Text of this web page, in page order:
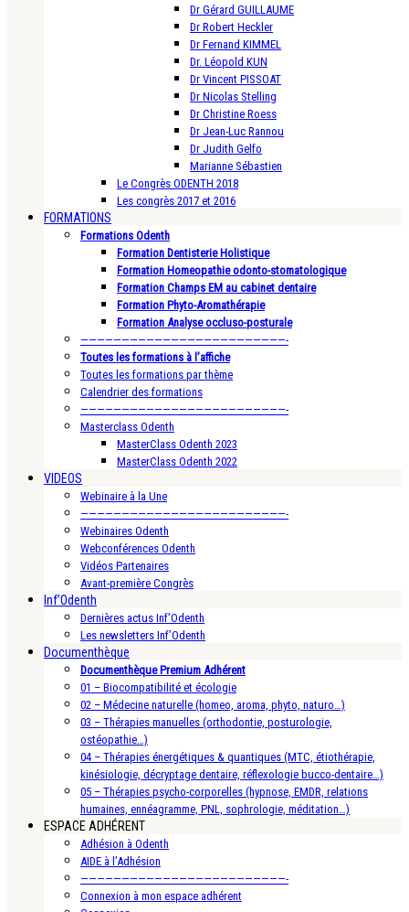
Dr Gérard GUILLAUME
Dr Robert Heckler
Dr Fernand KIMMEL
Dr. Léopold KUN
Dr Vincent PISSOAT
Dr Nicolas Stelling
Dr Christine Roess
Dr Jean-Luc Rannou
Dr Judith Gelfo
Marianne Sébastien
Le Congrès ODENTH 2018
Les congrès 2017 et 2016
FORMATIONS
Formations Odenth
Formation Dentisterie Holistique
Formation Homeopathie odonto-stomatologique
Formation Champs EM au cabinet dentaire
Formation Phyto-Aromathérapie
Formation Analyse occluso-posturale
—————————————————————————-
Toutes les formations à l’affiche
Toutes les formations par thème
Calendrier des formations
—————————————————————————-
Masterclass Odenth
MasterClass Odenth 2023
MasterClass Odenth 2022
VIDEOS
Webinaire à la Une
—————————————————————————-
Webinaires Odenth
Webconférences Odenth
Vidéos Partenaires
Avant-première Congrès
Inf’Odenth
Dernières actus Inf’Odenth
Les newsletters Inf’Odenth
Documenthèque
Documenthèque Premium Adhérent
01 – Biocompatibilité et écologie
02 – Médecine naturelle (homeo, aroma, phyto, naturo…)
03 – Thérapies manuelles (orthodontie, posturologie,
ostéopathie…)
04 – Thérapies énergétiques & quantiques (MTC, étiothérapie,
kinésiologie, décryptage dentaire, réflexologie bucco-dentaire…)
05 – Thérapies psycho-corporelles (hypnose, EMDR, relations
humaines, ennéagramme, PNL, sophrologie, méditation…)
ESPACE ADHÉRENT
Adhésion à Odenth
AIDE à l’Adhésion
—————————————————————————-
Connexion à mon espace adhérent